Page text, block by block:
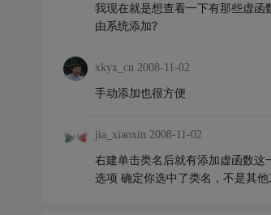
我现在就是想查看一下有那些虚
由系统添加?
xkyx_cn 2008-11-02
手动添加也很方便
jia_xiaoxin 2008-11-02
右建单击类名后就有添加虚函数
选项 确定你选中了类名，不是其